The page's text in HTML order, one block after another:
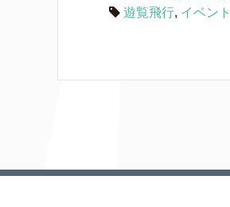
遊覧飛行, イベント